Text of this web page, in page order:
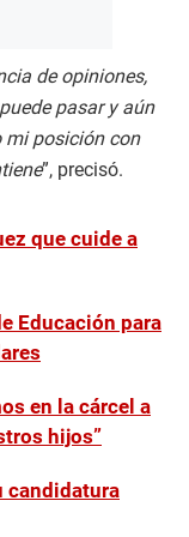
de opiniones,
pasar y aún
mi posición con
”, precisó.
que cuide a
Educación para
en la cárcel a
hijos”
candidatura